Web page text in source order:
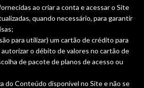
ao criar a conta e acessar o Site
quando necessário, para garantir
para utilizar) um cartão de crédito para
o débito de valores no cartão de
de pacote de planos de acesso ou
do Conteúdo disponível no Site e não se